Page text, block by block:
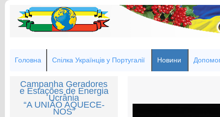
Головна Спілка Українців у Португалії Новини
Campanha Geradores
e Estações de Energia
Ucrânia
“A UNIÃO AQUECE-
NOS”